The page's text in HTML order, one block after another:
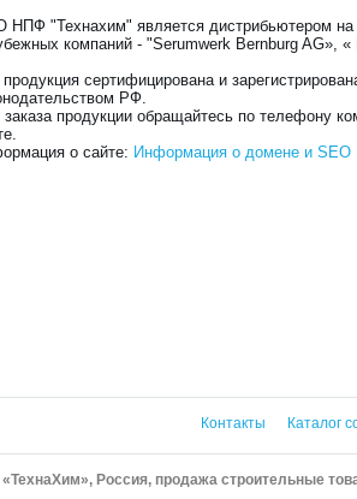
"Технахим" является дистрибьютером на
компаний - "Serumwerk Bernburg AG»,
продукция сертифицирована и
РФ.
продукции обращайтесь по телефону
о сайте: Информация о домене и SEO
Контакты Каталог
Россия, продажа строительные